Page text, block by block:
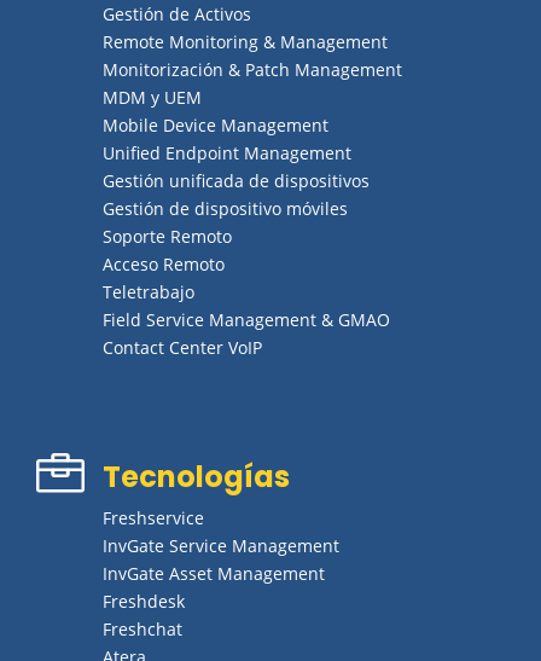
Gestión de Activos
Remote Monitoring & Management
Monitorización & Patch Management
MDM y UEM
Mobile Device Management
Unified Endpoint Management
Gestión unificada de dispositivos
Gestión de dispositivo móviles
Soporte Remoto
Acceso Remoto
Teletrabajo
Field Service Management & GMAO
Contact Center VoIP
 Tecnologías
Freshservice
InvGate Service Management
InvGate Asset Management
Freshdesk
Freshchat